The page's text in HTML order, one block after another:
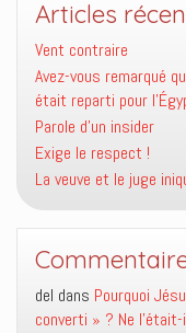
Articles
Vent contraire
Avez-vous remarqué
était reparti pour
Parole d’un insider
Exige le respect !
La veuve et le juge
del dans Pourquoi
converti » ? Ne